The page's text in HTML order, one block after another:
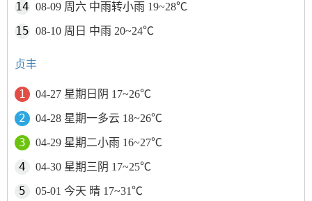
08-09 周六 中雨转小雨 19~28℃
08-10 周日 中雨 20~24℃
贞丰
04-27 星期日阴 17~26℃
04-28 星期一多云 18~26℃
04-29 星期二小雨 16~27℃
04-30 星期三阴 17~25℃
05-01 今天 晴 17~31℃